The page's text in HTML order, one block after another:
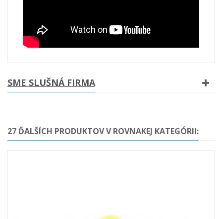
SME SLUŠNÁ FIRMA
27 ĎALŠÍCH PRODUKTOV V ROVNAKEJ KATEGÓRII: